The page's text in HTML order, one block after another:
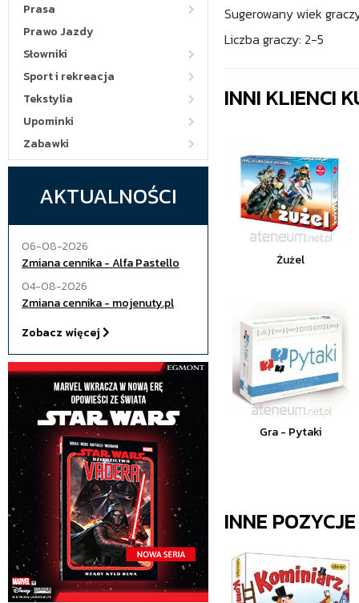
Prasa
Prawo Jazdy
Słowniki
Sport i rekreacja
Tekstylia
Upominki
Zabawki
AKTUALNOŚCI
06-08-2026
Zmiana cennika - Alfa Pastello
04-08-2026
Zmiana cennika - mojenuty.pl
Zobacz więcej
Sugerowany wiek
Liczba graczy: 2-5
INNI KLIENCI
Żużel
Gra - Pytaki
INNE